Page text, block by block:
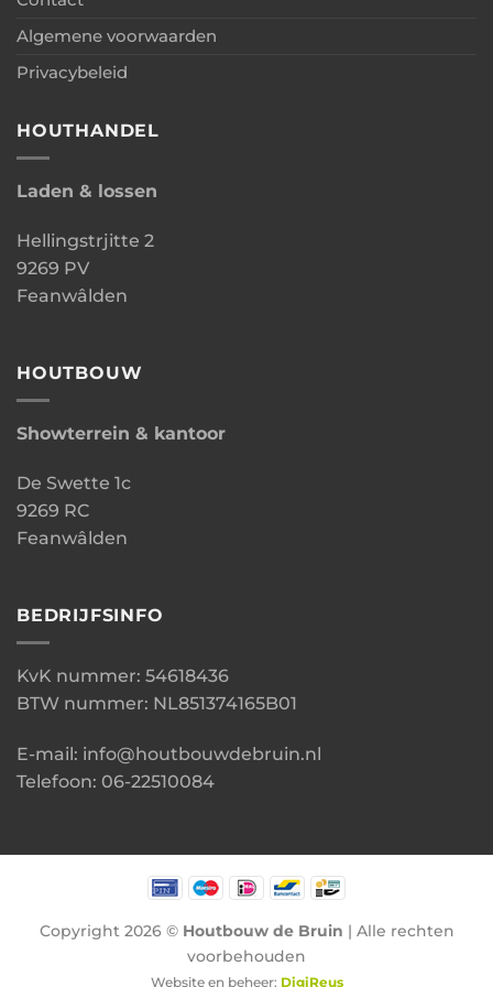
Algemene voorwaarden
Privacybeleid
HOUTHANDEL
Laden & lossen
Hellingstrjitte 2
9269 PV
Feanwâlden
HOUTBOUW
Showterrein & kantoor
De Swette 1c
9269 RC
Feanwâlden
BEDRIJFSINFO
KvK nummer: 54618436
BTW nummer: NL851374165B01
E-mail: info@houtbouwdebruin.nl
Telefoon: 06-22510084
Copyright 2026 © Houtbouw de Bruin | Alle rechten
voorbehouden
Website en beheer: DigiReus